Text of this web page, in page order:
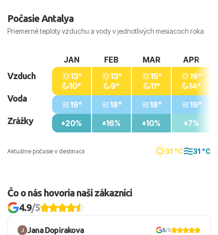
októbra.
Počasie Antalya
Priemerné teploty vzduchu a vody v jednotlivých mesiacoch roka
Aktuálne počasie v destinacii 31 °C 31 °C
Vzduch
Voda
Zrážky
JAN
13°
10°
19°
20%
FEB
13°
9°
18°
16%
MAR
15°
11°
18°
10%
APR
19°
14°
19°
7%
Čo o nás hovoria naši zákazníci
4.9/5
Jana Dopirakova 5/5